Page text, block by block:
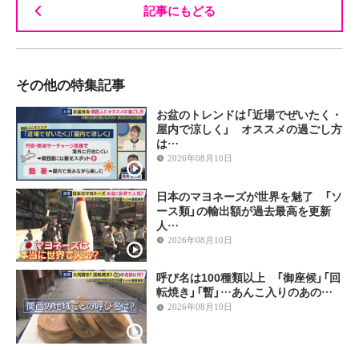
記事にもどる
その他の特集記事
お盆のトレンドは「近場でぜいたく・
屋内で涼しく」 オススメの過ごし方
は…
2026年08月10日
日本のマヨネーズが世界を魅了 「ソ
ース類」の輸出額が過去最高を更新
人…
2026年08月10日
呼び名は100種類以上 「御座候」「回
転焼き」「暫」…あんこ入りのあの…
2026年08月10日